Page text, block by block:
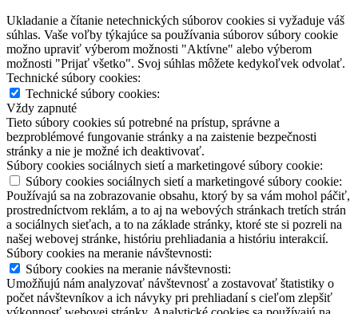
Ukladanie a čítanie netechnických súborov cookies si vyžaduje váš
súhlas. Vaše voľby týkajúce sa používania súborov súbory cookie
možno upraviť výberom možnosti "Aktívne" alebo výberom
možnosti "Prijať všetko". Svoj súhlas môžete kedykoľvek odvolať.
Technické súbory cookies:
Technické súbory cookies:
Vždy zapnuté
Tieto súbory cookies sú potrebné na prístup, správne a
bezproblémové fungovanie stránky a na zaistenie bezpečnosti
stránky a nie je možné ich deaktivovať.
Súbory cookies sociálnych sietí a marketingové súbory cookie:
Súbory cookies sociálnych sietí a marketingové súbory cookie:
Používajú sa na zobrazovanie obsahu, ktorý by sa vám mohol páčiť,
prostredníctvom reklám, a to aj na webových stránkach tretích strán
a sociálnych sieťach, a to na základe stránky, ktoré ste si pozreli na
našej webovej stránke, históriu prehliadania a históriu interakcií.
Súbory cookies na meranie návštevnosti:
Súbory cookies na meranie návštevnosti:
Umožňujú nám analyzovať návštevnosť a zostavovať štatistiky o
počet návštevníkov a ich návyky pri prehliadaní s cieľom zlepšiť